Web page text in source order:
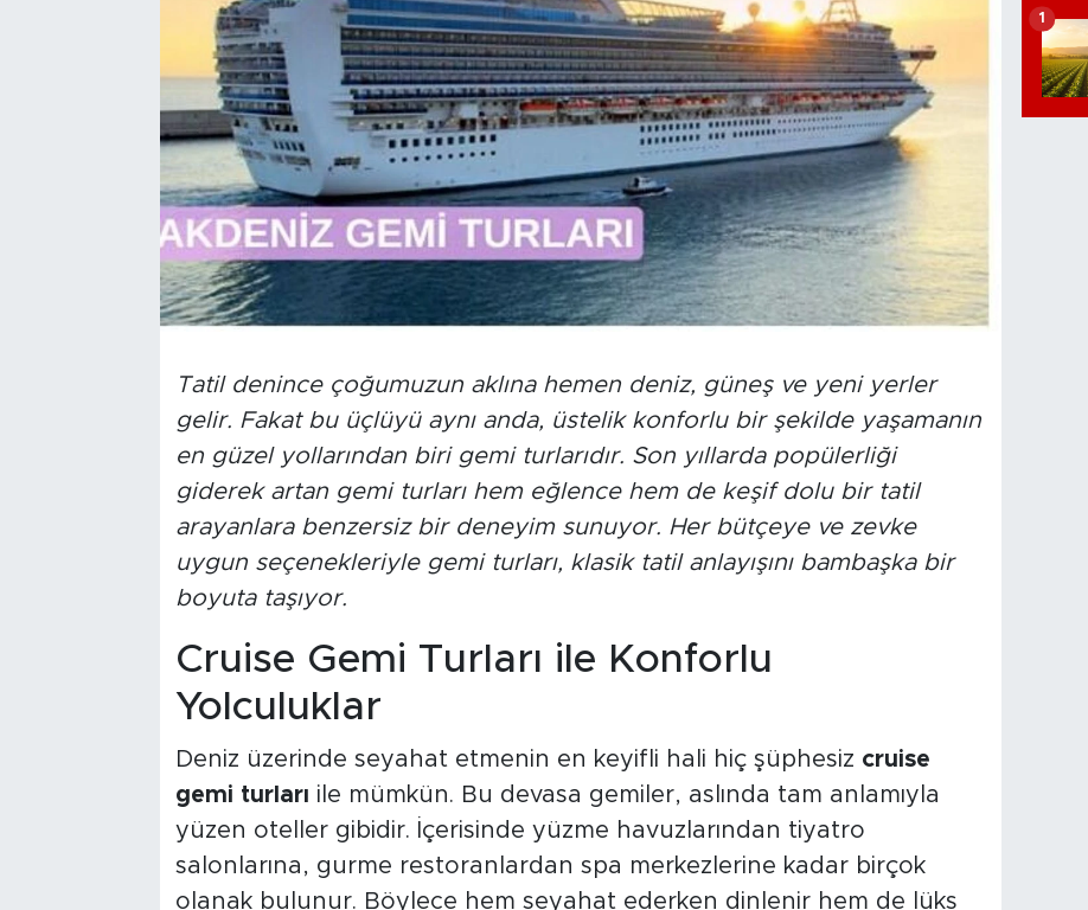
Tatil denince çoğumuzun aklına hemen deniz, güneş ve yeni yerler
gelir. Fakat bu üçlüyü aynı anda, üstelik konforlu bir şekilde yaşamanın
en güzel yollarından biri gemi turlarıdır. Son yıllarda popülerliği
giderek artan gemi turları hem eğlence hem de keşif dolu bir tatil
arayanlara benzersiz bir deneyim sunuyor. Her bütçeye ve zevke
uygun seçenekleriyle gemi turları, klasik tatil anlayışını bambaşka bir
boyuta taşıyor.
Cruise Gemi Turları ile Konforlu
Yolculuklar
Deniz üzerinde seyahat etmenin en keyifli hali hiç şüphesiz cruise
gemi turları ile mümkün. Bu devasa gemiler, aslında tam anlamıyla
yüzen oteller gibidir. İçerisinde yüzme havuzlarından tiyatro
salonlarına, gurme restoranlardan spa merkezlerine kadar birçok
olanak bulunur. Böylece hem seyahat ederken dinlenir hem de lüks
1